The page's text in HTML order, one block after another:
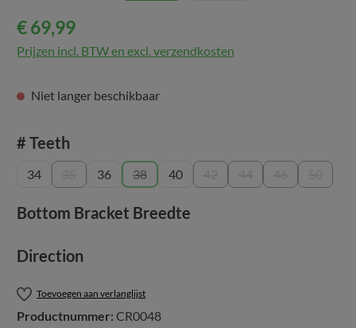
€ 69,99
Prijzen incl. BTW en excl. verzendkosten
Niet langer beschikbaar
Selecteer
# Teeth
34
(Deze optie is momenteel niet beschikbaar.)
36 38
(Deze optie is momenteel niet beschikbaar.)
40
(Deze optie is momenteel
(Deze optie is(Deze optie is
(Deze
Selecteer
Bottom Bracket Breedte
Selecteer
Direction
Toevoegen aan verlanglijst
Productnummer: CR0048